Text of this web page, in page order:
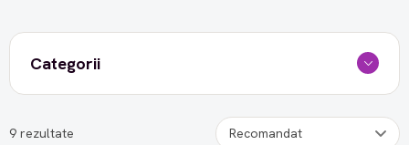
Categorii
9 rezultate